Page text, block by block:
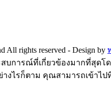
All rights reserved - Design by
สบการณ์ที่เกี่ยวข้องมากที่สุด
ไรก็ตาม คุณสามารถเข้าไ